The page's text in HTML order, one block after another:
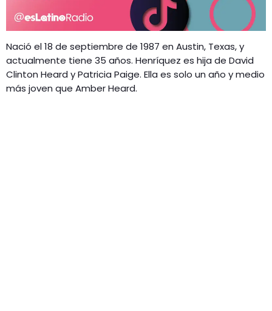
Nació el 18 de septiembre de 1987 en Austin, Texas, y
actualmente tiene 35 años. Henríquez es hija de David
Clinton Heard y Patricia Paige. Ella es solo un año y medio
más joven que Amber Heard.